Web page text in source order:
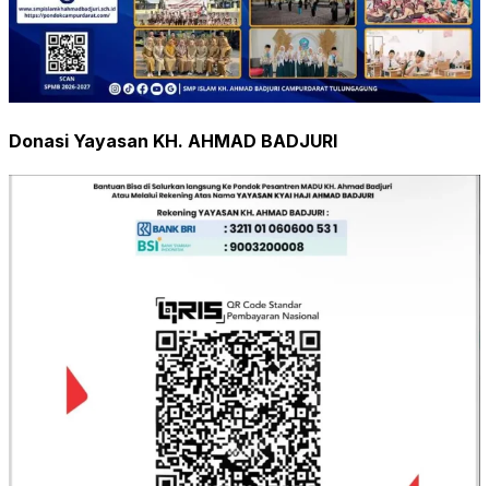
Donasi Yayasan KH. AHMAD BADJURI